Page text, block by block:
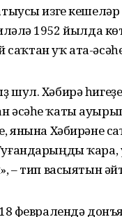
изге
1952 йылда
саҡтан уҡ ата-
Хәбирә
ҡаты
янына Хәбирәне
ҡара,
– тип васыятын
февралендә